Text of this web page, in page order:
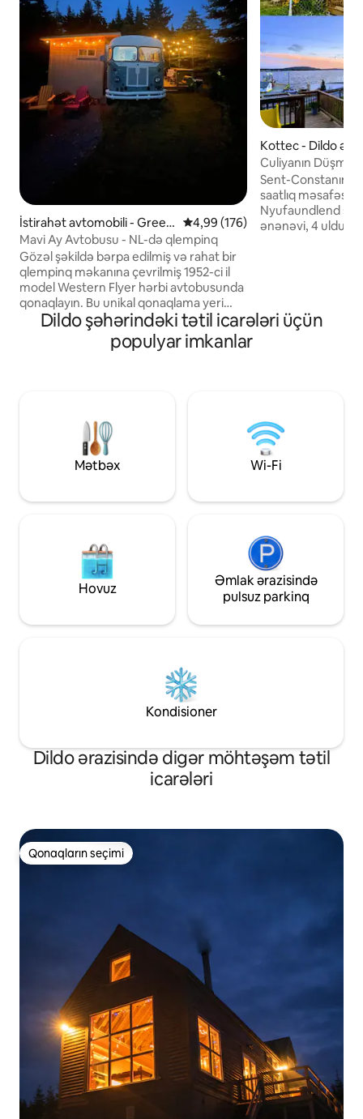
İstirahət avtomobili - Gree
n's Harbour ərazisi
Ortalama reytinq 4,99/5, 176 rəy
4,99 (176)
Mavi Ay Avtobusu - NL-də qlempinq
Gözəl şəkildə bərpa edilmiş və rahat bir
qlempinq məkanına çevrilmiş 1952-ci il
model Western Flyer hərbi avtobusunda
qonaqlayın. Bu unikal qonaqlama yeri
vintaj üslubu ilə müasir komfortu bir
araya gətirir. Burada istilik, kondisioner,
içməli su, tələbə əsasən isti su təmin
edilmiş Blue Moon Avtobusu istirahət
etmək və unikal bir qonaqlama təcrübəsi
yaşamaq üçün səmimi, yaddaqalan bir
məkan təklif edir.
Kottec - Dildo
Culiyanın
okean mənzərəli
Sent-Constanın
saatlıq
Nyufaundlend
ənənəvi, 4
cazibəsini saxlayır. Yaxınlıqda Dildo Craft
Pivəxanası və
Dildo şəhərindəki tətil icarələri üçün
populyar imkanlar
Mətbəx Wi-Fi
Hovuz
Əmlak ərazisində
pulsuz parkinq
Kondisioner
Dildo ərazisində digər möhtəşəm tətil
icarələri
Qonaqların seçimi
Qonaqların seçimi